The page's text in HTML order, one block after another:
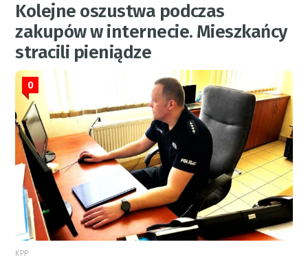
Kolejne oszustwa podczas
zakupów w internecie. Mieszkańcy
stracili pieniądze
0
KPP